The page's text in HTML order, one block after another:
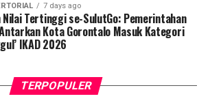
teknis, mahasiswa UNG turut
Panduan Manajemen
Ibu Hamil pada Situasi Bencana
berfungsi sebagai pedoman standar
deteksi dini,
skenario evakuasi ibu hamil
7 days ago
Nilai Tertinggi se-SulutGo: Pemerintahan
Kota Gorontalo Masuk Kategori
IKAD 2026
TERPOPULER